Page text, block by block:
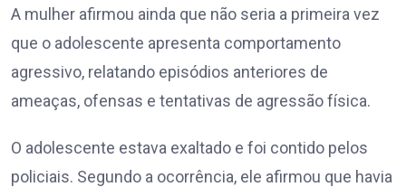
A mulher afirmou ainda que não seria a primeira vez
que o adolescente apresenta comportamento
agressivo, relatando episódios anteriores de
ameaças, ofensas e tentativas de agressão física.
O adolescente estava exaltado e foi contido pelos
policiais. Segundo a ocorrência, ele afirmou que havia